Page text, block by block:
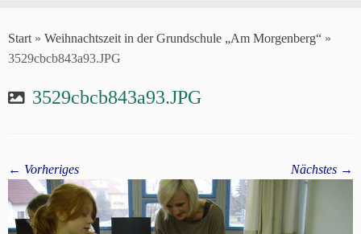
Start » Weihnachtszeit in der Grundschule „Am Morgenberg“ »
3529cbcb843a93.JPG
3529cbcb843a93.JPG
← Vorheriges Nächstes →